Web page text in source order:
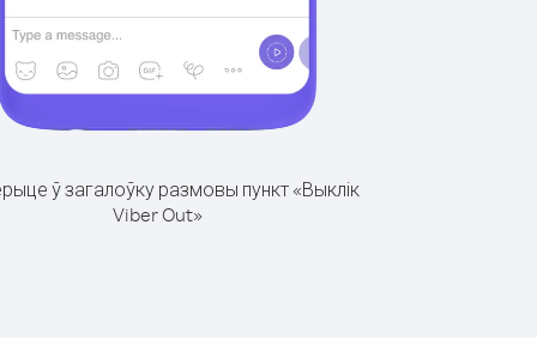
ў загалоўку размовы пункт «Выклік
Viber Out»